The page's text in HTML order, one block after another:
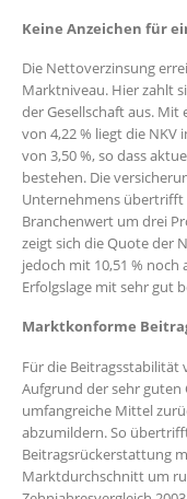
Keine Anzeichen für
Die Nettoverzinsung
Marktniveau. Hier zahlt
der Gesellschaft aus.
von 4,22 % liegt die NKV
von 3,50 %, so dass
bestehen. Die
Unternehmens übertrifft
Branchenwert um drei
zeigt sich die Quote der
jedoch mit 10,51 %
Erfolgslage mit sehr gut
Marktkonforme
Für die Beitragsstabilität
Aufgrund der sehr
umfangreiche Mittel
abzumildern. So
Beitragsrückerstattung
Marktdurchschnitt um